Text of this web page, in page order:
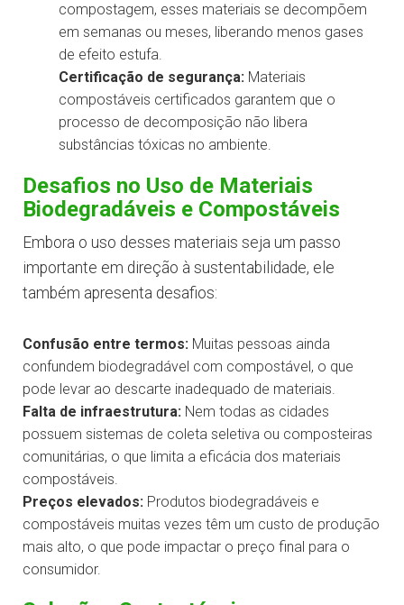
compostagem, esses materiais se decompõem
em semanas ou meses, liberando menos gases
de efeito estufa.
Certificação de segurança: Materiais
compostáveis certificados garantem que o
processo de decomposição não libera
substâncias tóxicas no ambiente.
Desafios no Uso de Materiais
Biodegradáveis e Compostáveis
Embora o uso desses materiais seja um passo
importante em direção à sustentabilidade, ele
também apresenta desafios:
Confusão entre termos: Muitas pessoas ainda
confundem biodegradável com compostável, o que
pode levar ao descarte inadequado de materiais.
Falta de infraestrutura: Nem todas as cidades
possuem sistemas de coleta seletiva ou composteiras
comunitárias, o que limita a eficácia dos materiais
compostáveis.
Preços elevados: Produtos biodegradáveis e
compostáveis muitas vezes têm um custo de produção
mais alto, o que pode impactar o preço final para o
consumidor.